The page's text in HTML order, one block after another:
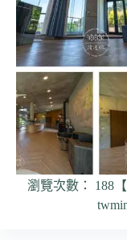
瀏覽次數： 188